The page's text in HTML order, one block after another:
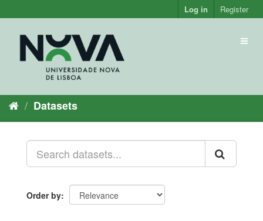
to
Log in Register
Datasets
Order by